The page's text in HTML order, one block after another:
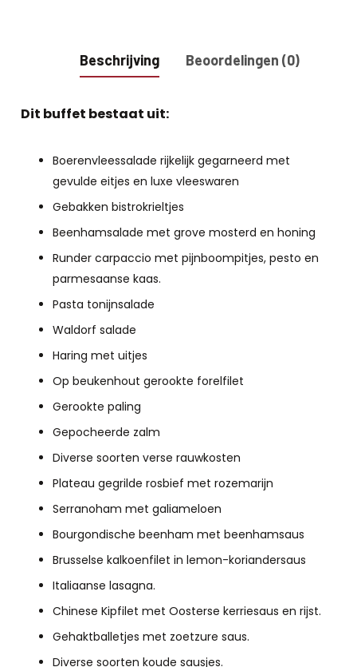
Beschrijving Beoordelingen (0)
Dit buffet bestaat uit:
Boerenvleessalade rijkelijk gegarneerd met
gevulde eitjes en luxe vleeswaren
Gebakken bistrokrieltjes
Beenhamsalade met grove mosterd en honing
Runder carpaccio met pijnboompitjes, pesto en
parmesaanse kaas.
Pasta tonijnsalade
Waldorf salade
Haring met uitjes
Op beukenhout gerookte forelfilet
Gerookte paling
Gepocheerde zalm
Diverse soorten verse rauwkosten
Plateau gegrilde rosbief met rozemarijn
Serranoham met galiameloen
Bourgondische beenham met beenhamsaus
Brusselse kalkoenfilet in lemon-koriandersaus
Italiaanse lasagna.
Chinese Kipfilet met Oosterse kerriesaus en rijst.
Gehaktballetjes met zoetzure saus.
Diverse soorten koude sausjes.